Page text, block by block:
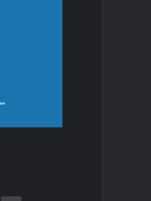
E-Posta ile paylaş Yazdır